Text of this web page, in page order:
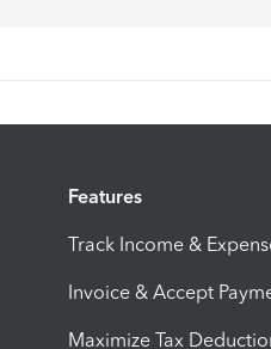
Features
Track Income &
Invoice & Accept
Maximize Tax